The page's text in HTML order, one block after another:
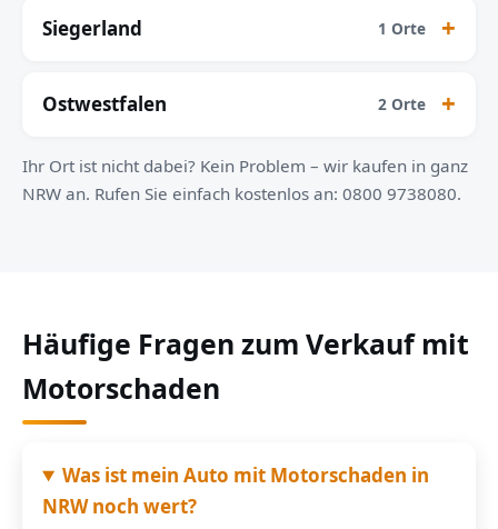
Siegerland 1 Orte
Ostwestfalen 2 Orte
Ihr Ort ist nicht dabei? Kein Problem – wir kaufen in ganz
NRW an. Rufen Sie einfach kostenlos an: 0800 9738080.
Häufige Fragen zum Verkauf mit
Motorschaden
Was ist mein Auto mit Motorschaden in
NRW noch wert?